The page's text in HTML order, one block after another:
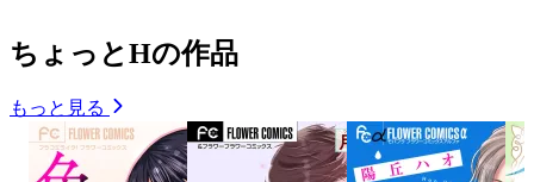
ちょっとHの作品
もっと見る